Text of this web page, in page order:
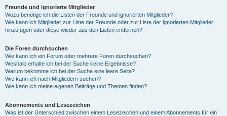
Freunde und ignorierte Mitglieder
Wozu benötige ich die Listen der Freunde und ignorierten Mitglieder?
Wie kann ich Mitglieder zur Liste der Freunde oder zur Liste der ignorierten Mitglieder
hinzufügen oder diese wieder aus den Listen entfernen?
Die Foren durchsuchen
Wie kann ich ein Forum oder mehrere Foren durchsuchen?
Weshalb erhalte ich bei der Suche keine Ergebnisse?
Warum bekomme ich bei der Suche eine leere Seite?
Wie kann ich nach Mitgliedern suchen?
Wie kann ich meine eigenen Beiträge und Themen finden?
Abonnements und Lesezeichen
Was ist der Unterschied zwischen einem Lesezeichen und einem Abonnements für ein